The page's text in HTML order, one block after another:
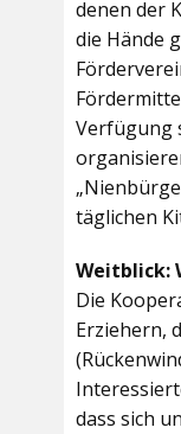
denen der
die Hände
Verfügung
täglichen
Weitblick:
Die
Erziehern,
dass sich